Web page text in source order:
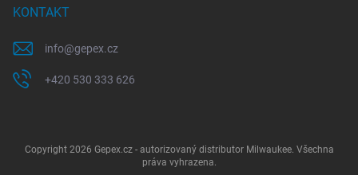
KONTAKT
info@gepex.cz
+420 530 333 626
Copyright 2026 Gepex.cz - autorizovaný distributor Milwaukee. Všechna
práva vyhrazena.